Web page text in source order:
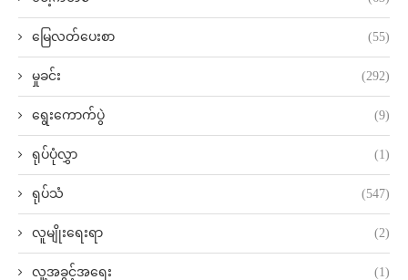
မြေလတ်ပေးစာ (55)
မှုခင်း (292)
ရွေးကောက်ပွဲ (9)
ရုပ်ပုံလွှာ (1)
ရုပ်သံ (547)
လူမျိုးရေးရာ (2)
လူ့အခွင့်အရေး (1)